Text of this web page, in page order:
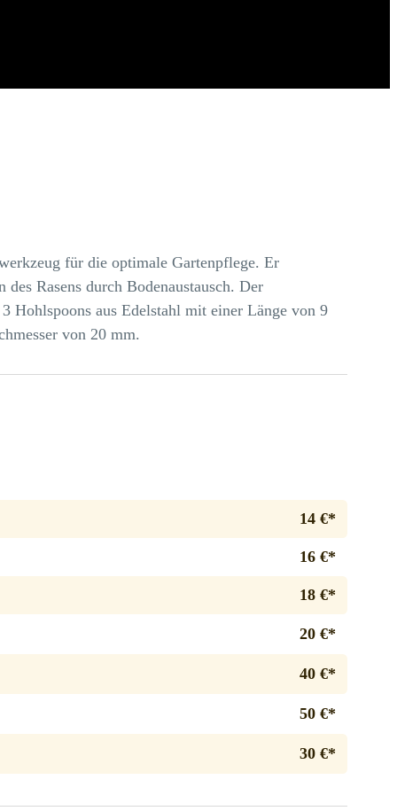
für die optimale Gartenpflege. Er
Rasens durch Bodenaustausch. Der
Hohlspoons aus Edelstahl mit einer Länge von 9
von 20 mm.
14 €*
16 €*
18 €*
20 €*
40 €*
50 €*
30 €*